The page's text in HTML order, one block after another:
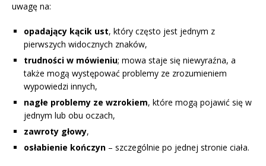
uwagę na:
opadający kącik ust, który często jest jednym z
pierwszych widocznych znaków,
trudności w mówieniu; mowa staje się niewyraźna, a
także mogą występować problemy ze zrozumieniem
wypowiedzi innych,
nagłe problemy ze wzrokiem, które mogą pojawić się w
jednym lub obu oczach,
zawroty głowy,
osłabienie kończyn – szczególnie po jednej stronie ciała.